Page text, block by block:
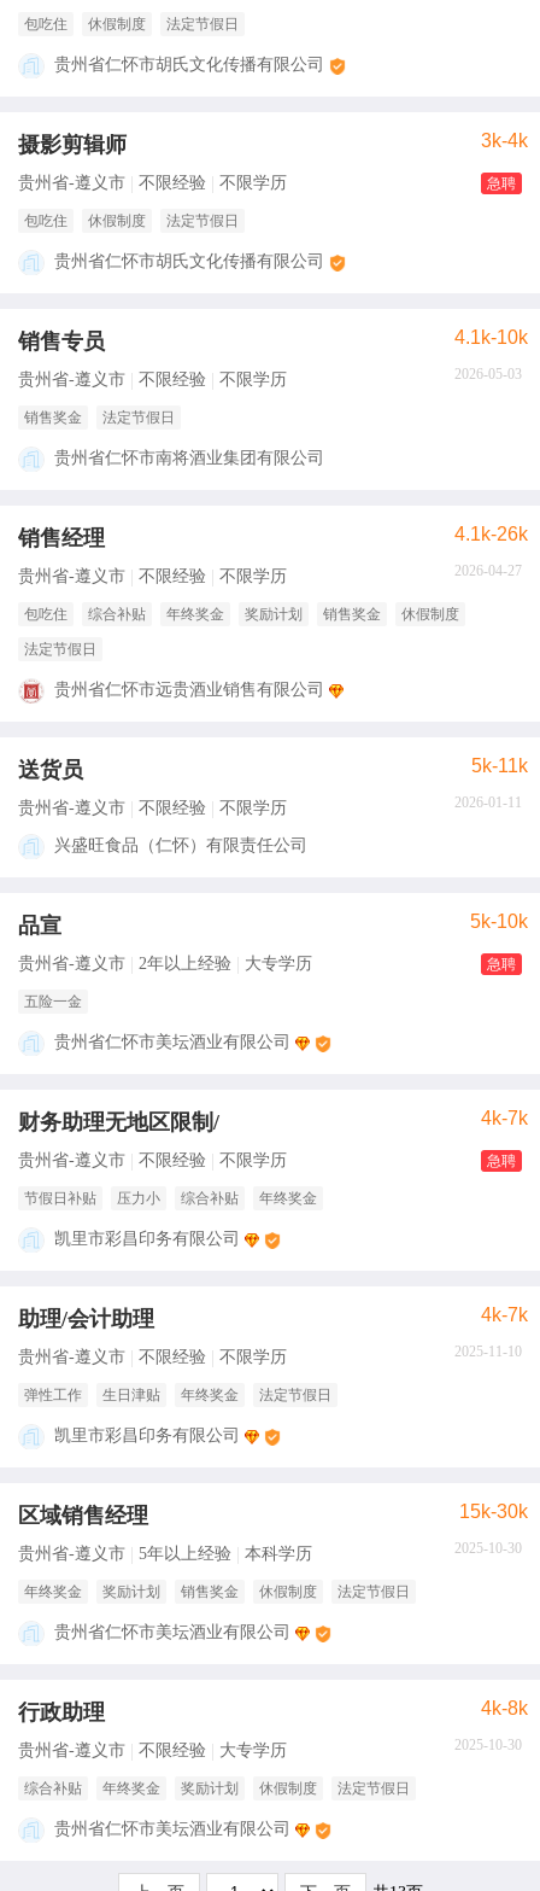
包吃住 休假制度 法定节假日
贵州省仁怀市胡氏文化传播有限公司
摄影剪辑师 3k-4k
贵州省-遵义市 不限经验 不限学历 急聘
包吃住 休假制度 法定节假日
贵州省仁怀市胡氏文化传播有限公司
销售专员 4.1k-10k
2026-05-03
贵州省-遵义市 不限经验 不限学历
销售奖金 法定节假日
贵州省仁怀市南将酒业集团有限公司
销售经理 4.1k-26k
2026-04-27
贵州省-遵义市 不限经验 不限学历
包吃住 综合补贴 年终奖金 奖励计划 销售奖金 休假制度
法定节假日
贵州省仁怀市远贵酒业销售有限公司
送货员 5k-11k
2026-01-11
贵州省-遵义市 不限经验 不限学历
兴盛旺食品（仁怀）有限责任公司
品宣 5k-10k
贵州省-遵义市 2年以上经验 大专学历 急聘
五险一金
贵州省仁怀市美坛酒业有限公司
财务助理无地区限制/ 4k-7k
贵州省-遵义市 不限经验 不限学历 急聘
节假日补贴 压力小 综合补贴 年终奖金
凯里市彩昌印务有限公司
助理/会计助理 4k-7k
2025-11-10
贵州省-遵义市 不限经验 不限学历
弹性工作 生日津贴 年终奖金 法定节假日
凯里市彩昌印务有限公司
区域销售经理 15k-30k
2025-10-30
贵州省-遵义市 5年以上经验 本科学历
年终奖金 奖励计划 销售奖金 休假制度 法定节假日
贵州省仁怀市美坛酒业有限公司
行政助理 4k-8k
2025-10-30
贵州省-遵义市 不限经验 大专学历
综合补贴 年终奖金 奖励计划 休假制度 法定节假日
贵州省仁怀市美坛酒业有限公司